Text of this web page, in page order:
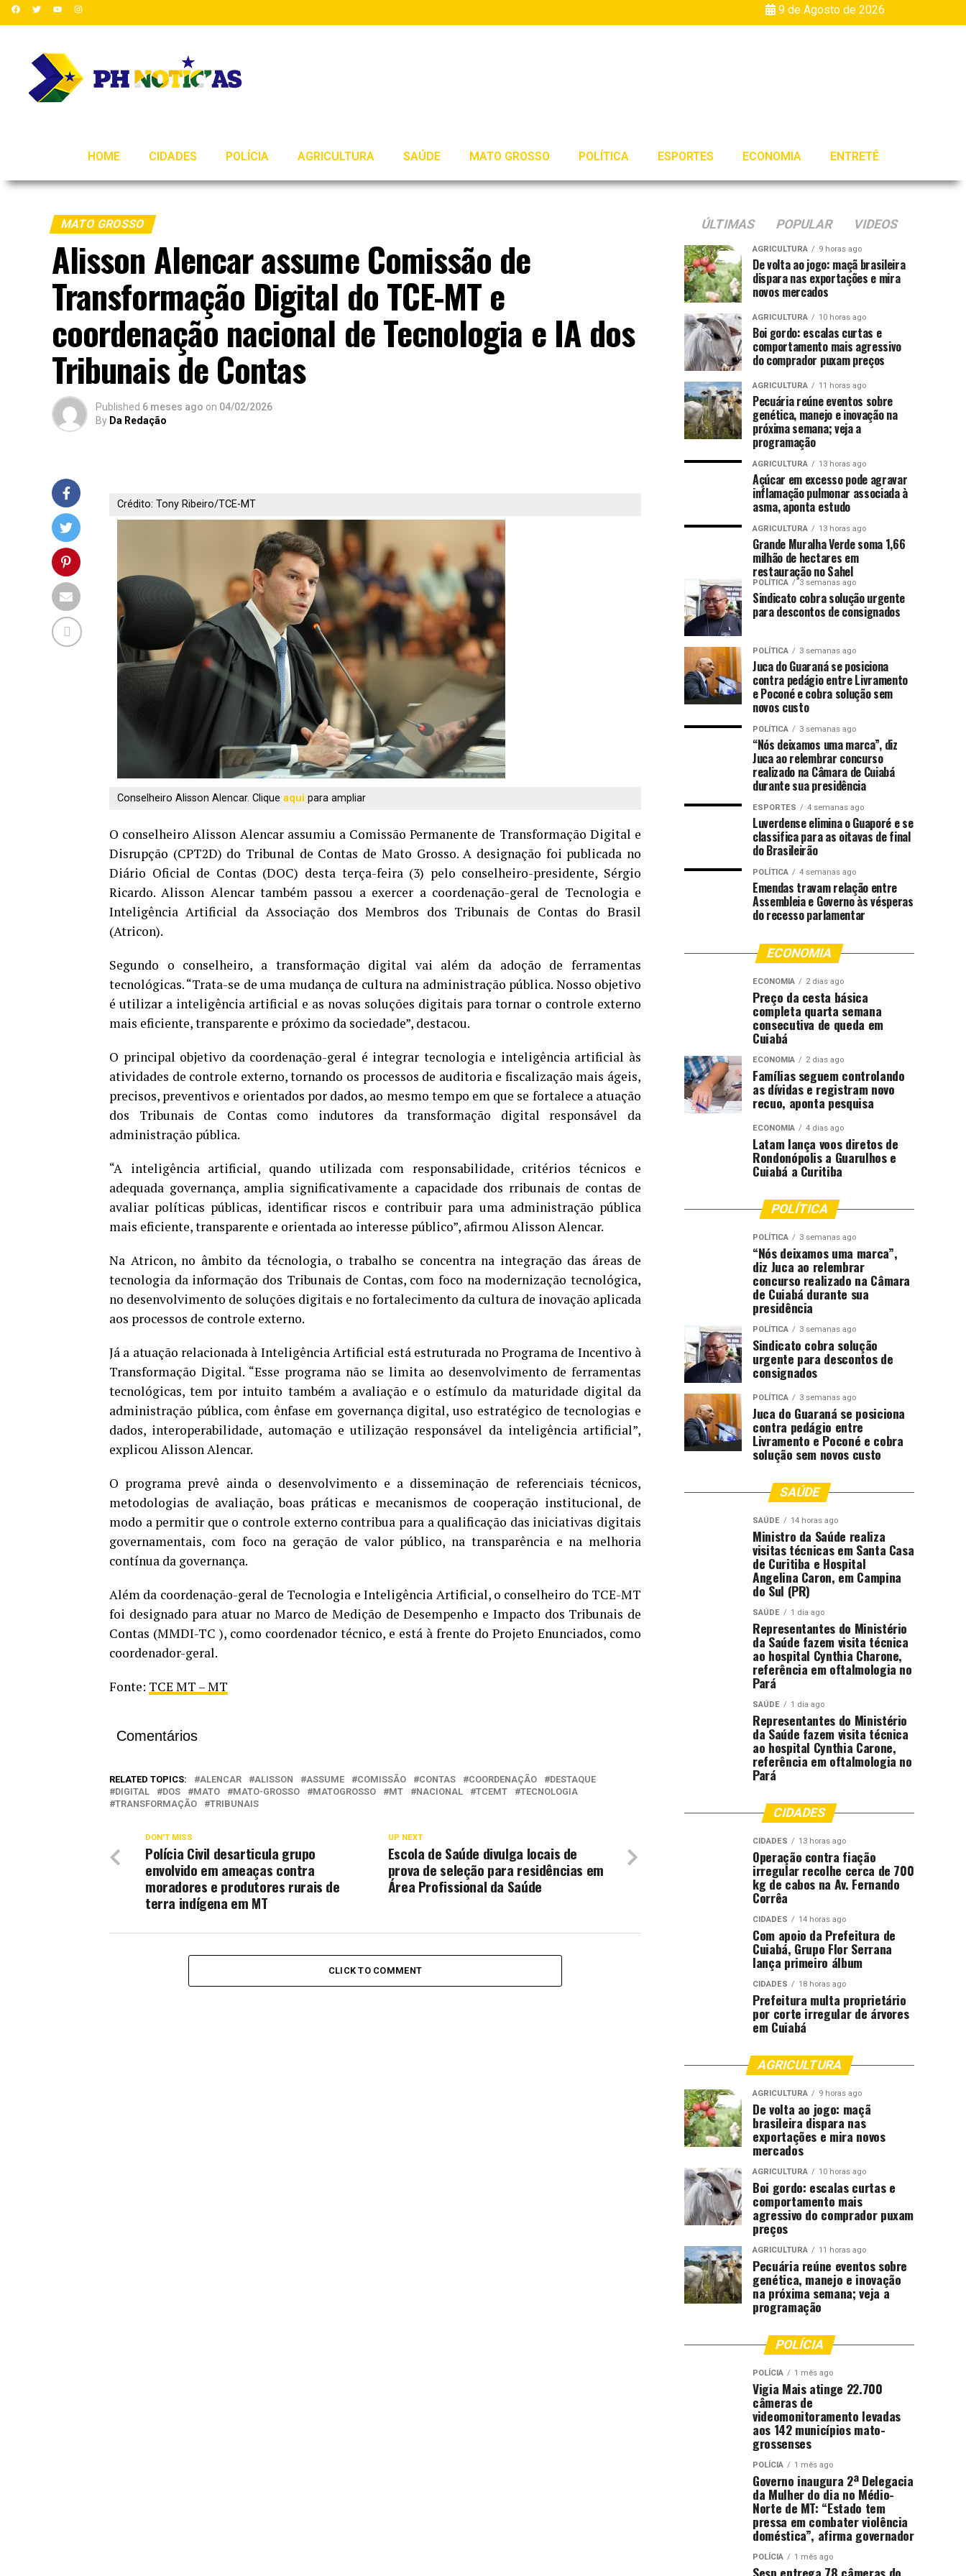
9 de Agosto de 2026
HOME CIDADES POLÍCIA AGRICULTURA SAÚDE MATO GROSSO POLÍTICA ESPORTES ECONOMIA ENTRETÊ
MATO GROSSO
Alisson Alencar assume Comissão de
Transformação Digital do TCE-MT e
coordenação nacional de Tecnologia e IA dos
Tribunais de Contas
Published 6 meses ago on 04/02/2026
By Da Redação
Crédito: Tony Ribeiro/TCE-MT
Conselheiro Alisson Alencar. Cliqueaqui para ampliar
O conselheiro Alisson Alencar assumiu a Comissão Permanente de Transformação Digital e
Disrupção (CPT2D) do Tribunal de Contas de Mato Grosso. A designação foi publicada no
Diário Oficial de Contas (DOC) desta terça-feira (3) pelo conselheiro-presidente, Sérgio
Ricardo. Alisson Alencar também passou a exercer a coordenação-geral de Tecnologia e
Inteligência Artificial da Associação dos Membros dos Tribunais de Contas do Brasil
(Atricon).
Segundo o conselheiro, a transformação digital vai além da adoção de ferramentas
tecnológicas. “Trata-se de uma mudança de cultura na administração pública. Nosso objetivo
é utilizar a inteligência artificial e as novas soluções digitais para tornar o controle externo
mais eficiente, transparente e próximo da sociedade”, destacou.
O principal objetivo da coordenação-geral é integrar tecnologia e inteligência artificial às
atividades de controle externo, tornando os processos de auditoria e fiscalização mais ágeis,
precisos, preventivos e orientados por dados, ao mesmo tempo em que se fortalece a atuação
dos Tribunais de Contas como indutores da transformação digital responsável da
administração pública.
“A inteligência artificial, quando utilizada com responsabilidade, critérios técnicos e
adequada governança, amplia significativamente a capacidade dos rribunais de contas de
avaliar políticas públicas, identificar riscos e contribuir para uma administração pública
mais eficiente, transparente e orientada ao interesse público”, afirmou Alisson Alencar.
Na Atricon, no âmbito da técnologia, o trabalho se concentra na integração das áreas de
tecnologia da informação dos Tribunais de Contas, com foco na modernização tecnológica,
no desenvolvimento de soluções digitais e no fortalecimento da cultura de inovação aplicada
aos processos de controle externo.
Já a atuação relacionada à Inteligência Artificial está estruturada no Programa de Incentivo à
Transformação Digital. “Esse programa não se limita ao desenvolvimento de ferramentas
tecnológicas, tem por intuito também aavaliação e o estímulo da maturidade digital da
administração pública, com ênfase em governança digital, uso estratégico de tecnologias e
dados, interoperabilidade, automação e utilização responsável da inteligência artificial”,
explicou Alisson Alencar.
O programa prevê ainda o desenvolvimento e a disseminação de referenciais técnicos,
metodologias de avaliação, boas práticas e mecanismos de cooperação institucional, de
modo a permitir que o controle externo contribua para a qualificação das iniciativas digitais
governamentais, com foco na geração de valor público, na transparência e na melhoria
contínua da governança.
Além da coordenação-geral de Tecnologia e Inteligência Artificial, o conselheiro do TCE-MT
foi designado para atuar no Marco de Medição de Desempenho e Impacto dos Tribunais de
Contas (MMDI-TC ), como coordenador técnico, e está à frente do Projeto Enunciados, como
coordenador-geral.
Fonte: TCE MT – MT
Comentários
RELATED TOPICS: ALENCAR ALISSON ASSUME COMISSÃO CONTAS COORDENAÇÃO
DESTAQUE
DIGITAL
DOS MATO MATO-GROSSO MATOGROSSO MT NACIONAL TCEMT
TECNOLOGIA
TRANSFORMAÇÃO
TRIBUNAIS
UP NEXT
Escola de Saúde divulga locais de
prova de seleção para residências em
Área Profissional da Saúde
DON'T MISS
Polícia Civil desarticula grupo
envolvido em ameaças contra
moradores e produtores rurais de
terra indígena em MT
CLICK TO COMMENT
ÚLTIMAS POPULAR VIDEOS
AGRICULTURA 9 horas ago
De volta ao jogo: maçã brasileira
dispara nas exportações e mira
novos mercados
AGRICULTURA 10 horas ago
Boi gordo: escalas curtas e
comportamento mais agressivo
do comprador puxam preços
AGRICULTURA 11 horas ago
Pecuária reúne eventos sobre
genética, manejo e inovação na
próxima semana; veja a
programação
AGRICULTURA 13 horas ago
Açúcar em excesso pode agravar
inflamação pulmonar associada à
asma, aponta estudo
AGRICULTURA 13 horas ago
Grande Muralha Verde soma 1,66
milhão de hectares em
restauração no Sahel
POLÍTICA 3 semanas ago
Sindicato cobra solução urgente
para descontos de consignados
POLÍTICA 3 semanas ago
Juca do Guaraná se posiciona
contra pedágio entre Livramento
e Poconé e cobra solução sem
novos custo
POLÍTICA 3 semanas ago
“Nós deixamos uma marca”, diz
Juca ao relembrar concurso
realizado na Câmara de Cuiabá
durante sua presidência
ESPORTES 4 semanas ago
Luverdense elimina o Guaporé e se
classifica para as oitavas de final
do Brasileirão
POLÍTICA 4 semanas ago
Emendas travam relação entre
Assembleia e Governo às vésperas
do recesso parlamentar
ECONOMIA
ECONOMIA 2 dias ago
Preço da cesta básica
completa quarta semana
consecutiva de queda em
Cuiabá
ECONOMIA 2 dias ago
Famílias seguem controlando
as dívidas e registram novo
recuo, aponta pesquisa
ECONOMIA 4 dias ago
Latam lança voos diretos de
Rondonópolis a Guarulhos e
Cuiabá a Curitiba
POLÍTICA
POLÍTICA 3 semanas ago
“Nós deixamos uma marca”,
diz Juca ao relembrar
concurso realizado na Câmara
de Cuiabá durante sua
presidência
POLÍTICA 3 semanas ago
Sindicato cobra solução
urgente para descontos de
consignados
POLÍTICA 3 semanas ago
Juca do Guaraná se posiciona
contra pedágio entre
Livramento e Poconé e cobra
solução sem novos custo
SAÚDE
SAÚDE 14 horas ago
Ministro da Saúde realiza
visitas técnicas em Santa Casa
de Curitiba e Hospital
Angelina Caron, em Campina
do Sul (PR)
SAÚDE 1 dia ago
Representantes do Ministério
da Saúde fazem visita técnica
ao hospital Cynthia Charone,
referência em oftalmologia no
Pará
SAÚDE 1 dia ago
Representantes do Ministério
da Saúde fazem visita técnica
ao hospital Cynthia Carone,
referência em oftalmologia no
Pará
CIDADES
CIDADES 13 horas ago
Operação contra fiação
irregular recolhe cerca de 700
kg de cabos na Av. Fernando
Corrêa
CIDADES 14 horas ago
Com apoio da Prefeitura de
Cuiabá, Grupo Flor Serrana
lança primeiro álbum
CIDADES 18 horas ago
Prefeitura multa proprietário
por corte irregular de árvores
em Cuiabá
AGRICULTURA
AGRICULTURA 9 horas ago
De volta ao jogo: maçã
brasileira dispara nas
exportações e mira novos
mercados
AGRICULTURA 10 horas ago
Boi gordo: escalas curtas e
comportamento mais
agressivo do comprador puxam
preços
AGRICULTURA 11 horas ago
Pecuária reúne eventos sobre
genética, manejo e inovação
na próxima semana; veja a
programação
POLÍCIA
POLÍCIA 1 mês ago
Vigia Mais atinge 22.700
câmeras de
videomonitoramento levadas
aos 142 municípios mato-
grossenses
POLÍCIA 1 mês ago
Governo inaugura 2ª Delegacia
da Mulher do dia no Médio-
Norte de MT: “Estado tem
pressa em combater violência
doméstica”, afirma governador
POLÍCIA 1 mês ago